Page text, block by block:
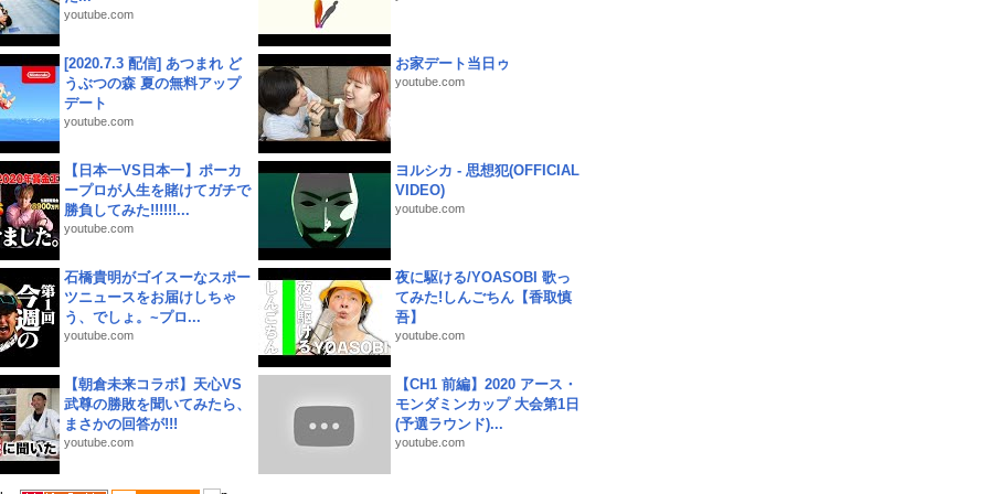
youtube.com
[2020.7.3 配信] あつまれ ど
うぶつの森 夏の無料アップ
デート
youtube.com
お家デート当日ゥ
youtube.com
【日本一VS日本一】ポーカ
ープロが人生を賭けてガチで
勝負してみた!!!!!!...
youtube.com
ヨルシカ - 思想犯(OFFICIAL
VIDEO)
youtube.com
石橋貴明がゴイスーなスポー
ツニュースをお届けしちゃ
う、でしょ。~プロ...
youtube.com
夜に駆ける/YOASOBI 歌っ
てみた!しんごちん【香取慎
吾】
youtube.com
【朝倉未来コラボ】天心VS
武尊の勝敗を聞いてみたら、
まさかの回答が!!!
youtube.com
【CH1 前編】2020 アース・
モンダミンカップ 大会第1日
(予選ラウンド)...
youtube.com